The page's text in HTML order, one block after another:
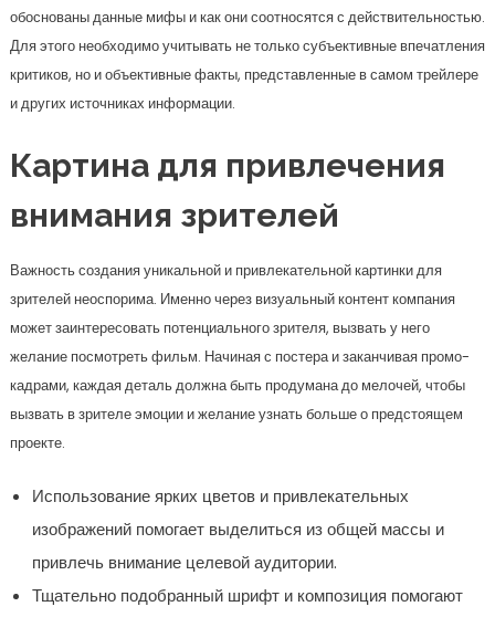
обоснованы данные мифы и как они соотносятся с действительностью.
Для этого необходимо учитывать не только субъективные впечатления
критиков, но и объективные факты, представленные в самом трейлере
и других источниках информации.
Картина для привлечения
внимания зрителей
Важность создания уникальной и привлекательной картинки для
зрителей неоспорима. Именно через визуальный контент компания
может заинтересовать потенциального зрителя, вызвать у него
желание посмотреть фильм. Начиная с постера и заканчивая промо-
кадрами, каждая деталь должна быть продумана до мелочей, чтобы
вызвать в зрителе эмоции и желание узнать больше о предстоящем
проекте.
Использование ярких цветов и привлекательных
изображений помогает выделиться из общей массы и
привлечь внимание целевой аудитории.
Тщательно подобранный шрифт и композиция помогают